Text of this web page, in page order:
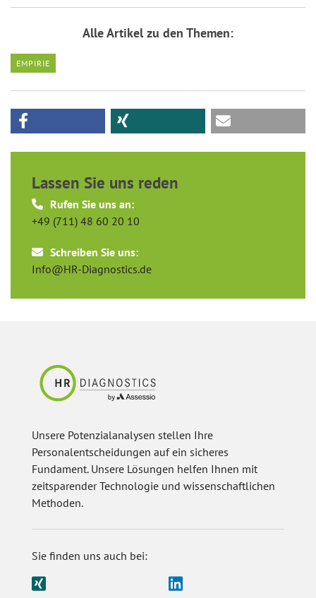
Alle Artikel zu den Themen:
EMPIRIE
Lassen Sie uns reden
Rufen Sie uns an:
+49 (711) 48 60 20 10
Schreiben Sie uns:
Info@HR-Diagnostics.de
Unsere Potenzialanalysen stellen Ihre
Personalentscheidungen auf ein sicheres
Fundament. Unsere Lösungen helfen Ihnen mit
zeitsparender Technologie und wissenschaftlichen
Methoden.
Sie finden uns auch bei: